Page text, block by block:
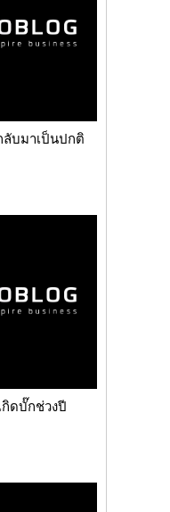
ลับมาเป็นปกติ
กิดบั๊กช่วงปี